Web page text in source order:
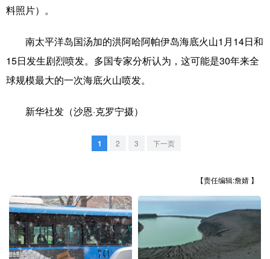
彩票
公益 一带一路 亚太网 上市公司
文化产业
地方频道
天津 河北
山东 河南 湖北 湖南
广东 广西 海南 重庆
料照片）。
南太平洋岛国汤加的洪阿哈阿帕伊岛海底火山1月14日和
15日发生剧烈喷发。多国专家分析认为，这可能是30年来全
球规模最大的一次海底火山喷发。
新华社发（沙恩·克罗宁摄）
1 2 3 下一页
【责任编辑:詹婧 】